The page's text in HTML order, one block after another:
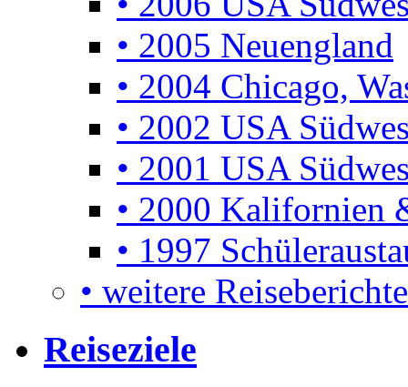
• 2005 Neuengland
• 2004 Chicago,
• 2002 USA
• 2001 USA
• 2000 Kalifornien
• 1997
• weitere
Reiseziele